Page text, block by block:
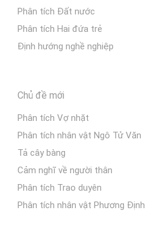
Phân tích Đất nước
Phân tích Hai đứa trẻ
Định hướng nghề nghiệp
Chủ đề mới
Phân tích Vợ nhặt
Phân tích nhân vật Ngô Tử Văn
Tả cây bàng
Cảm nghĩ về người thân
Phân tích Trao duyên
Phân tích nhân vật Phương Định